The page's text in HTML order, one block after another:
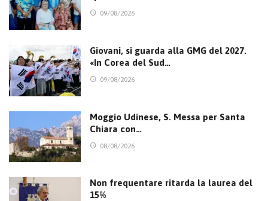
09/08/2026
Giovani, si guarda alla GMG del 2027.
«In Corea del Sud…
09/08/2026
Moggio Udinese, S. Messa per Santa
Chiara con…
08/08/2026
Non frequentare ritarda la laurea del
15%